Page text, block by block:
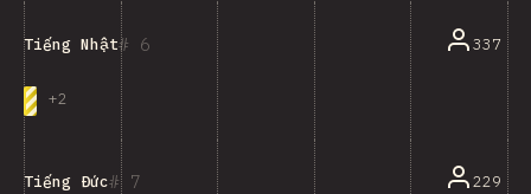
6
Tiếng Nhật
+2
337
7
Tiếng Đức 229